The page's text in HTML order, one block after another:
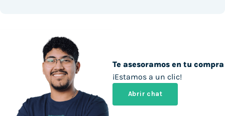
Te asesoramos en tu compra
¡Estamos a un clic!
Abrir chat